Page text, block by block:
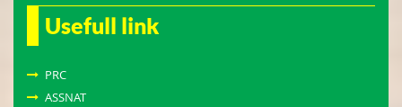
Usefull link
PRC
ASSNAT